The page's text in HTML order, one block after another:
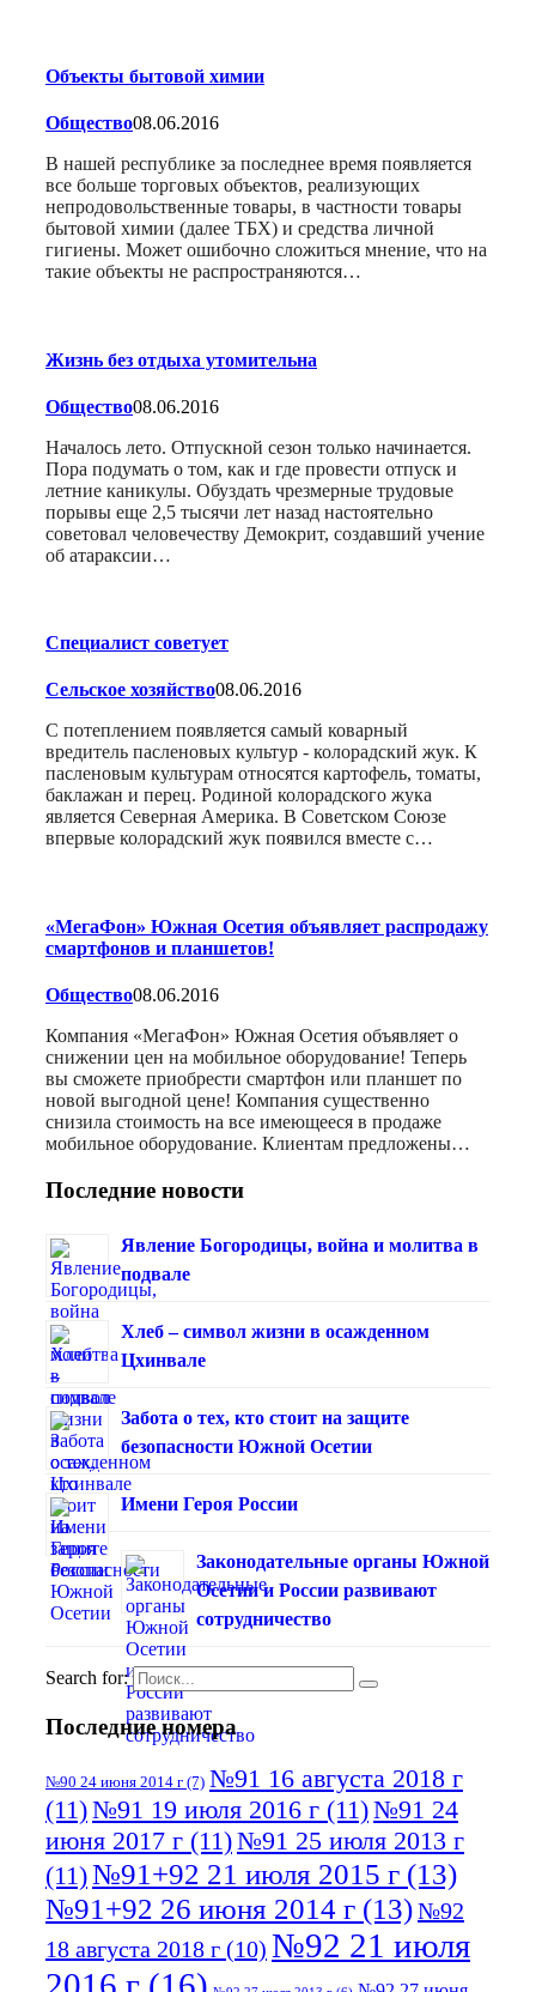
Объекты бытовой химии
Общество08.06.2016
В нашей республике за последнее время появляется
все больше торговых объектов, реализующих
непродовольственные товары, в частности товары
бытовой химии (далее ТБХ) и средства личной
гигиены. Может ошибочно сложиться мнение, что на
такие объекты не распространяются…
Жизнь без отдыха утомительна
Общество08.06.2016
Началось лето. Отпускной сезон только начинается.
Пора подумать о том, как и где провести отпуск и
летние каникулы. Обуздать чрезмерные трудовые
порывы еще 2,5 тысячи лет назад настоятельно
советовал человечеству Демокрит, создавший учение
об атараксии…
Специалист советует
Сельское хозяйство08.06.2016
С потеплением появляется самый коварный
вредитель пасленовых культур - колорадский жук. К
пасленовым культурам относятся картофель, томаты,
баклажан и перец. Родиной колорадского жука
является Северная Америка. В Советском Союзе
впервые колорадский жук появился вместе с…
«МегаФон» Южная Осетия объявляет распродажу
смартфонов и планшетов!
Общество08.06.2016
Компания «МегаФон» Южная Осетия объявляет о
снижении цен на мобильное оборудование! Теперь
вы сможете приобрести смартфон или планшет по
новой выгодной цене! Компания существенно
снизила стоимость на все имеющееся в продаже
мобильное оборудование. Клиентам предложены…
Последние новости
Явление Богородицы, война и молитва в
подвале
Хлеб – символ жизни в осажденном
Цхинвале
Забота о тех, кто стоит на защите
безопасности Южной Осетии
Имени Героя России
Законодательные органы Южной
Осетии и России развивают
сотрудничество
Search for:
Последние номера
№90 24 июня 2014 г (7) №91 16 августа 2018 г
(11)№91 19 июля 2016 г (11)№91 24
июня 2017 г (11)№91 25 июля 2013 г
(11)№91+92 21 июля 2015 г (13)
№91+92 26 июня 2014 г (13)№92
18 августа 2018 г (10) №92 21 июля